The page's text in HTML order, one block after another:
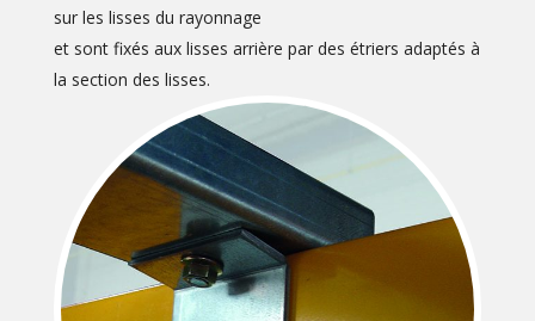
sur les lisses du rayonnage
et sont fixés aux lisses arrière par des étriers adaptés à
la section des lisses.